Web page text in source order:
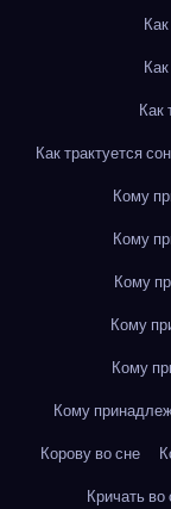
Как
Как трактуется
Кому
Кому
Кому
Кому
Кому
Кому
Корову во сне
Кричать во